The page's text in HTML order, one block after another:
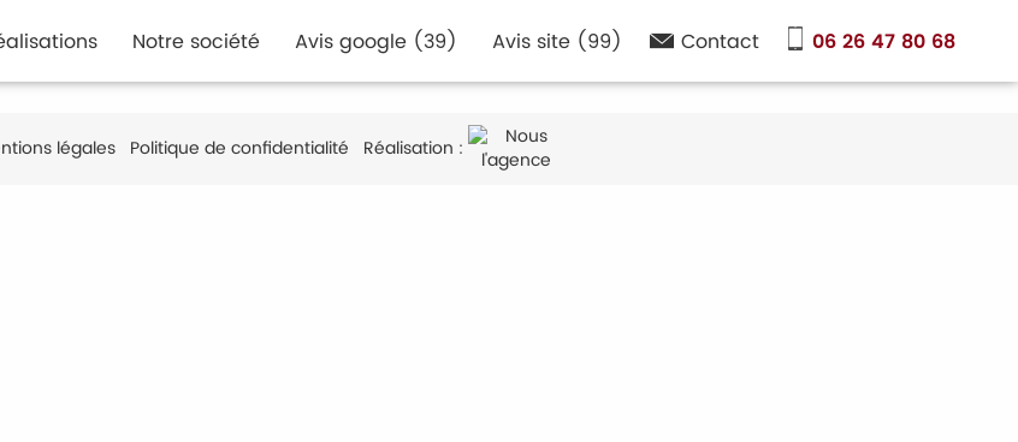
Notre société Avis google (39) Avis site (99) Contact
06 26 47 80 68
légales Politique de confidentialité Réalisation :